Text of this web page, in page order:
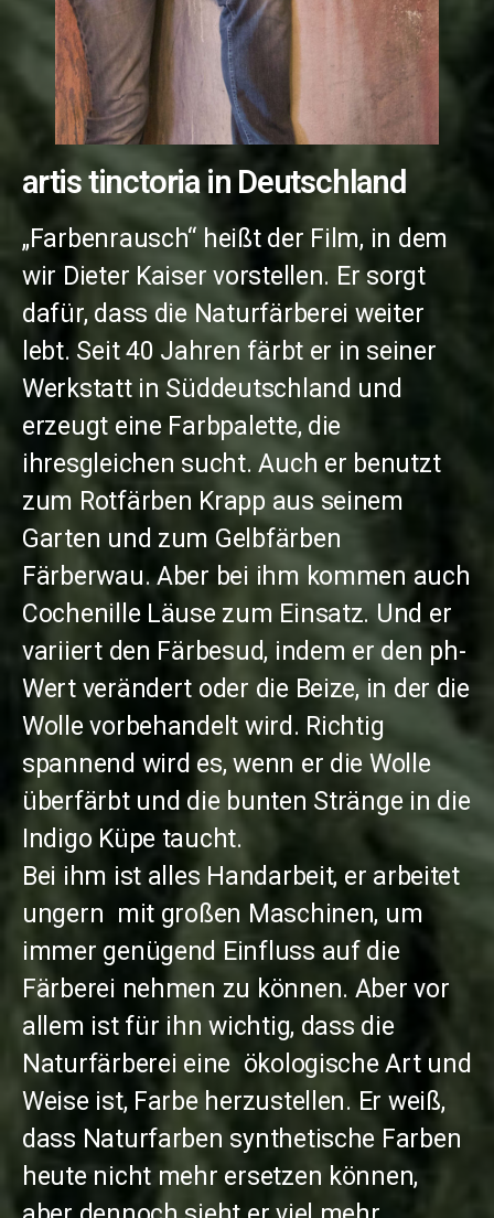
artis tinctoria in Deutschland
„Farbenrausch“ heißt der Film, in dem
wir Dieter Kaiser vorstellen. Er sorgt
dafür, dass die Naturfärberei weiter
lebt. Seit 40 Jahren färbt er in seiner
Werkstatt in Süddeutschland und
erzeugt eine Farbpalette, die
ihresgleichen sucht. Auch er benutzt
zum Rotfärben Krapp aus seinem
Garten und zum Gelbfärben
Färberwau. Aber bei ihm kommen auch
Cochenille Läuse zum Einsatz. Und er
variiert den Färbesud, indem er den ph-
Wert verändert oder die Beize, in der die
Wolle vorbehandelt wird. Richtig
spannend wird es, wenn er die Wolle
überfärbt und die bunten Stränge in die
Indigo Küpe taucht.
Bei ihm ist alles Handarbeit, er arbeitet
ungern mit großen Maschinen, um
immer genügend Einfluss auf die
Färberei nehmen zu können. Aber vor
allem ist für ihn wichtig, dass die
Naturfärberei eine ökologische Art und
Weise ist, Farbe herzustellen. Er weiß,
dass Naturfarben synthetische Farben
heute nicht mehr ersetzen können,